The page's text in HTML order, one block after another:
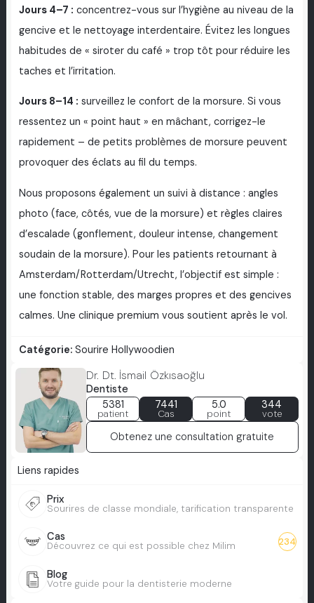
Jours 4–7 : concentrez-vous sur l’hygiène au niveau de la
gencive et le nettoyage interdentaire. Évitez les longues
habitudes de « siroter du café » trop tôt pour réduire les
taches et l’irritation.
Jours 8–14 : surveillez le confort de la morsure. Si vous
ressentez un « point haut » en mâchant, corrigez-le
rapidement – de petits problèmes de morsure peuvent
provoquer des éclats au fil du temps.
Nous proposons également un suivi à distance : angles
photo (face, côtés, vue de la morsure) et règles claires
d’escalade (gonflement, douleur intense, changement
soudain de la morsure). Pour les patients retournant à
Amsterdam/Rotterdam/Utrecht, l’objectif est simple :
une fonction stable, des marges propres et des gencives
calmes. Une clinique premium vous soutient après le vol.
Catégorie: Sourire Hollywoodien
Dr. Dt. İsmail Özkısaoğlu
Dentiste
5381
patient
7441
Cas
5.0
point
344
vote
Obtenez une consultation gratuite
Liens rapides
Prix
Sourires de classe mondiale, tarification transparente
Cas
Découvrez ce qui est possible chez Milim 234
Blog
Votre guide pour la dentisterie moderne